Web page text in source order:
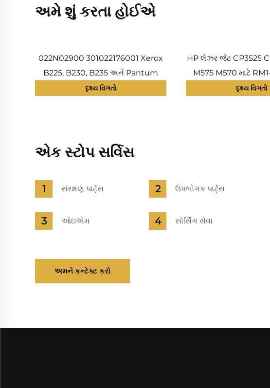
અમે શું કરતા હોઈએ
022N02900 301022176001 Xerox
B225, B230, B235 અને Pantum
P3010, P3300, M6700, M6800,
દૃશ્ય વિગતો
HP લેઝર જેટ CP3525
M575 M570 માટે
7446 CD644-67908
દૃશ્ય વિગતો
એક સ્ટોપ સર્વિસ
સંરક્ષણ પાર્ટ્સ ઉપભોગક પાર્ટ્સ
ઓઇએમ સોર્સિંગ સેવા
અમને કન્ટેક્ટ કરો